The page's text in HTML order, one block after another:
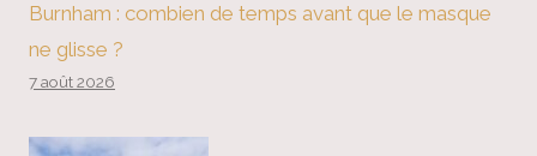
Burnham : combien de temps avant que le masque
ne glisse ?
7 août 2026